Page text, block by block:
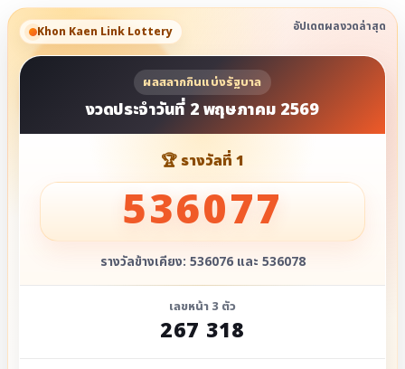
Khon Kaen Link Lottery อัปเดตผลงวดล่าสุด
ผลสลากกินแบ่งรัฐบาล
งวดประจำวันที่ 2 พฤษภาคม 2569
🏆 รางวัลที่ 1
536077
รางวัลข้างเคียง: 536076 และ 536078
เลขหน้า 3 ตัว
267 318